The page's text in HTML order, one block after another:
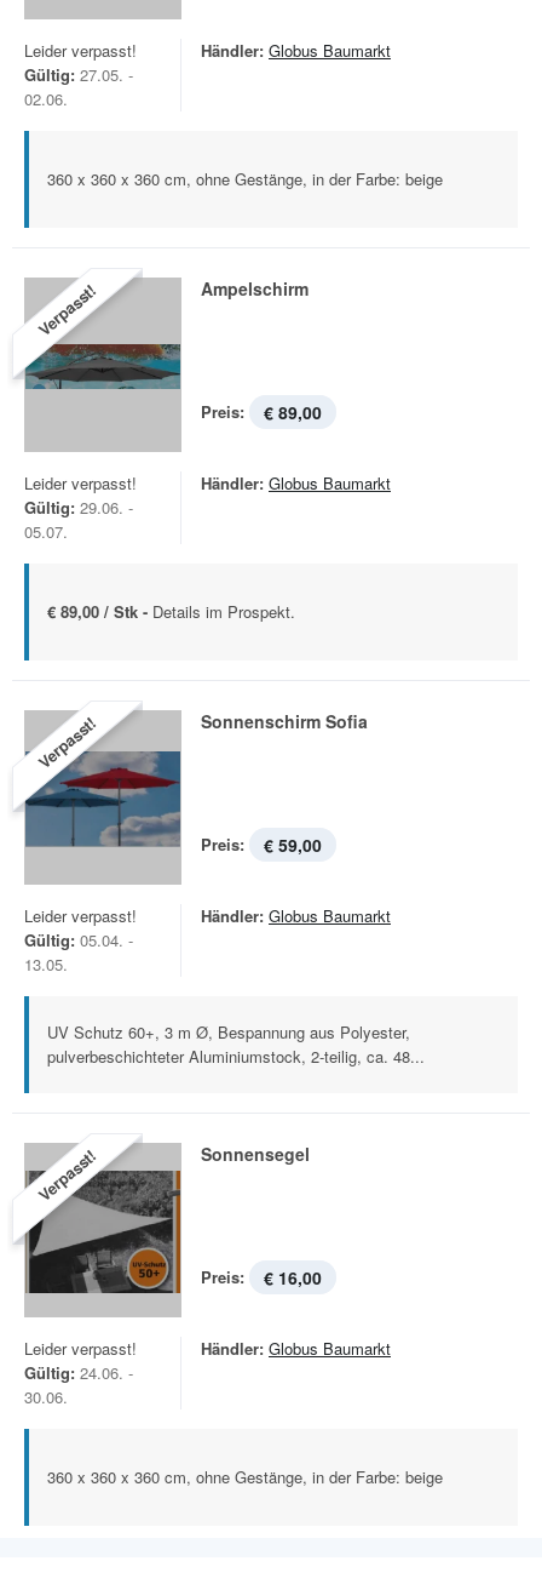
Leider verpasst!
Gültig: 27.05. -
02.06.
Händler: Globus Baumarkt
360 x 360 x 360 cm, ohne Gestänge, in der Farbe: beige
Verpasst! Ampelschirm
Preis: € 89,00
Leider verpasst!
Gültig: 29.06. -
05.07.
Händler: Globus Baumarkt
€ 89,00 / Stk - Details im Prospekt.
Verpasst! Sonnenschirm Sofia
Preis: € 59,00
Leider verpasst!
Gültig: 05.04. -
13.05.
Händler: Globus Baumarkt
UV Schutz 60+, 3 m Ø, Bespannung aus Polyester,
pulverbeschichteter Aluminiumstock, 2-teilig, ca. 48...
Verpasst! Sonnensegel
Preis: € 16,00
Leider verpasst!
Gültig: 24.06. -
30.06.
Händler: Globus Baumarkt
360 x 360 x 360 cm, ohne Gestänge, in der Farbe: beige